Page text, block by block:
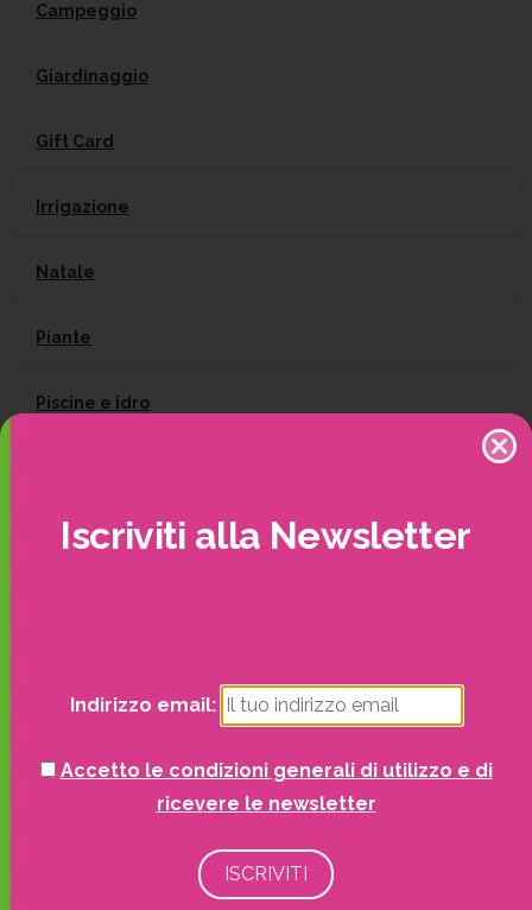
Campeggio
Giardinaggio
Gift Card
Irrigazione
Natale
Piante
Piscine e idro
Senza categoria
Iscriviti alla Newsletter
Indirizzo email:
Accetto le condizioni generali di utilizzo e di
ricevere le newsletter